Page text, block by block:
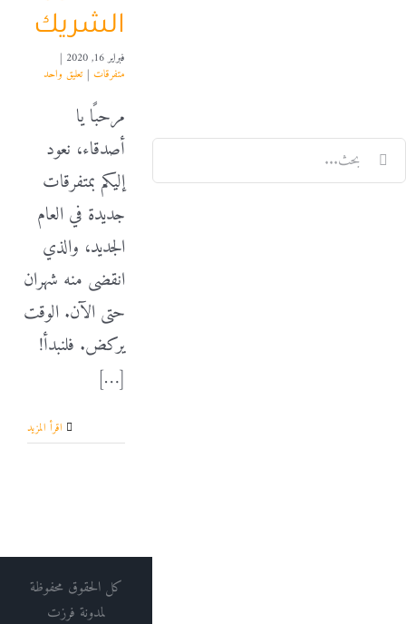
البحث
عن:
الشريك
فبراير 16, 2020
|
متفرقات | تعليق واحد
مرحبًا يا
أصدقاء، نعود
إليكم بمتفرقات
جديدة في العام
الجديد، والذي
انقضى منه شهران
حتى الآن. الوقت
يركض. فلنبدأ!
[…]
كل الحقوق محفوظة
لمدونة فرزت